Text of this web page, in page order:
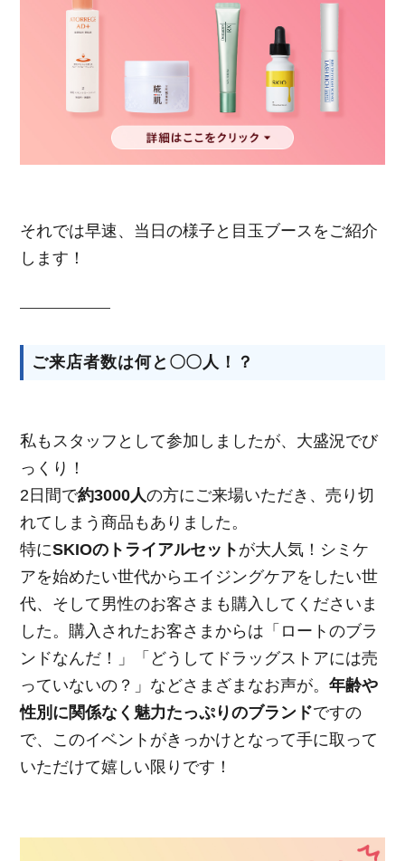
それでは早速、当日の様子と目玉ブースをご紹介
します！
ご来店者数は何と〇〇人！？
私もスタッフとして参加しましたが、大盛況でび
っくり！
2日間で約3000人の方にご来場いただき、売り切
れてしまう商品もありました。
特にSKIOのトライアルセット が大人気！シミケ
アを始めたい世代からエイジングケアをしたい世
代、そして男性のお客さまも購入してくださいま
した。購入されたお客さまからは「ロートのブラ
ンドなんだ！」「どうしてドラッグストアには売
っていないの？」などさまざまなお声が。年齢や
性別に関係なく魅力たっぷりのブランドですの
で、このイベントがきっかけとなって手に取って
いただけて嬉しい限りです！